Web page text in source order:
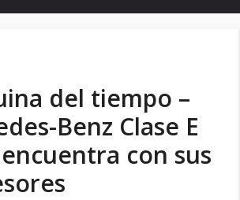
del tiempo –
Benz Clase E
con sus